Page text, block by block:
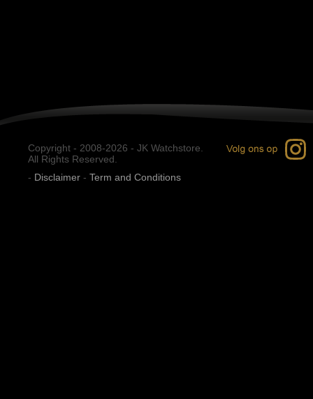
Copyright - 2008-2026 - JK Watchstore.
All Rights Reserved.
- Disclaimer - Term and Conditions